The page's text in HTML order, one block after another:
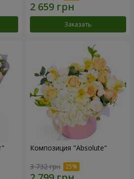
Заказать
Композиция "Absolute"
3 732 грн